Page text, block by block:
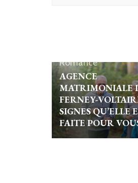
Romance
AGENCE
MATRIMONIALE
FERNEY-
SIGNES QU’ELLE
FAITE POUR